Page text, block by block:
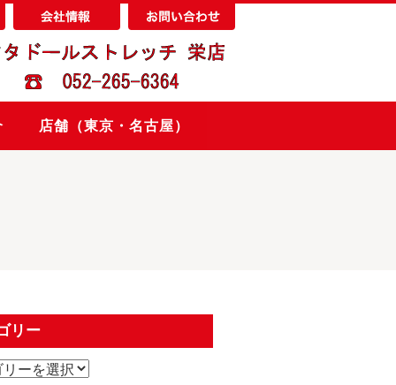
店舗（東京・名古屋）
リー